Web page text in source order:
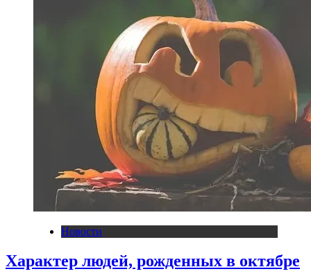
Новости
Характер людей, рожденных в октябре